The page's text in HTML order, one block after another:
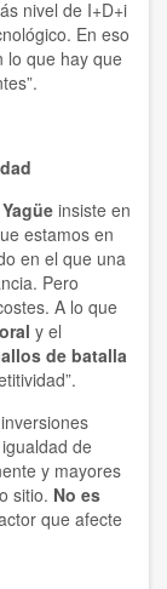
nivel de I+D+i
En eso
lo que hay que
insiste en
estamos en
en el que una
Pero
A lo que
y el
de batalla
de
y mayores
sitio. No es
que afecte